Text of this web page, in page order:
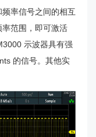
率信号之间的相互
范围，即可激活
示波器具有强
的信号。其他实